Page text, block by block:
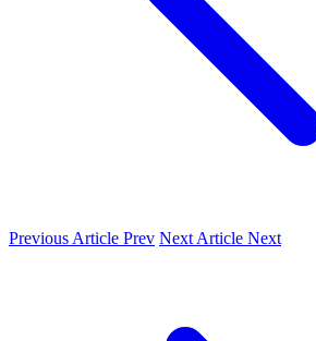
Previous Article Prev Next Article Next